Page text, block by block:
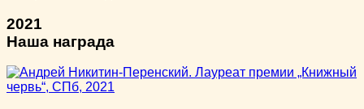
2021
Наша награда